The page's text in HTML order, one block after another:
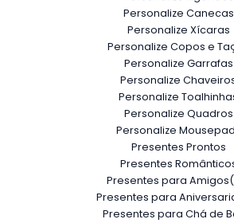
Personalize Canecas
Personalize Xícaras
Personalize Copos e
Personalize Garrafas
Personalize
Personalize
Personalize Quadros
Personalize
Presentes Prontos
Presentes
Presentes para
Presentes para
Presentes para Chá de